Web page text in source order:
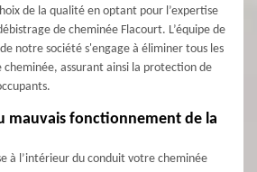
de la qualité en optant pour l’expertise
de cheminée Flacourt. L’équipe de
notre société s'engage à éliminer tous les
cheminée, assurant ainsi la protection de
mauvais fonctionnement de la
à l’intérieur du conduit votre cheminée